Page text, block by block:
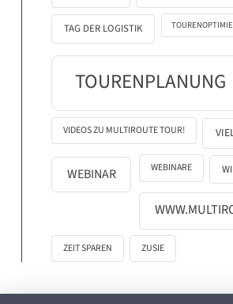
TAG DER LOGISTIK
TOURENPLANUNG
VIDEOS ZU MULTIROUTE TOUR!
WEBINAR WEBINARE
ZEIT SPAREN ZUSIE